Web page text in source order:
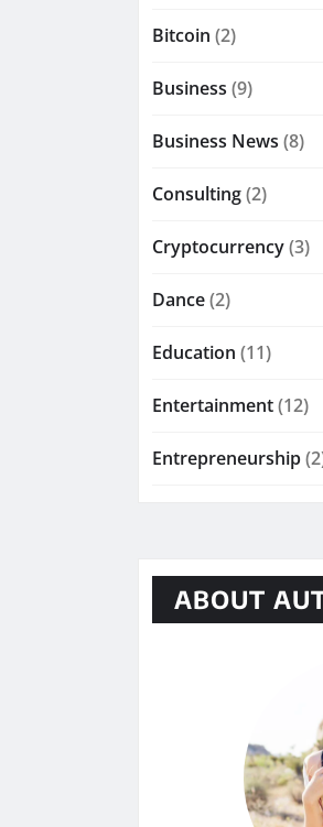
Bitcoin (2)
Business (9)
Business News (8)
Consulting(2)
Cryptocurrency(3)
Dance(2)
Education (11)
Entertainment(12)
Entrepreneurship
ABOUT